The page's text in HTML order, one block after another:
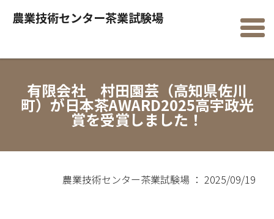
農業技術センター茶業試験場
有限会社 村田園芸（高知県佐川
町）が日本茶AWARD2025高宇政光
賞を受賞しました！
農業技術センター茶業試験場 ： 2025/09/19